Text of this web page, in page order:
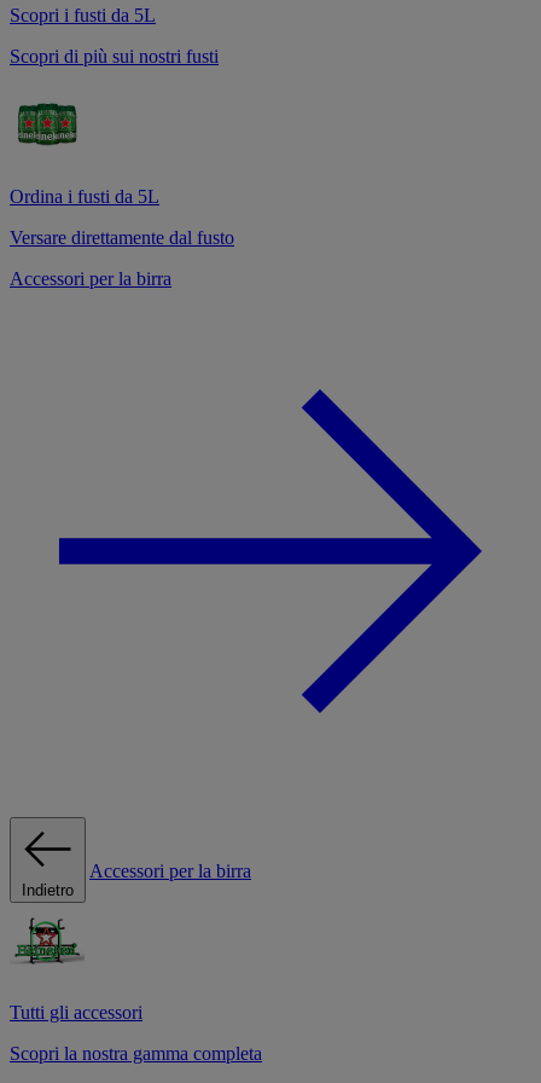
Scopri i fusti da 5L
Scopri di più sui nostri fusti
Ordina i fusti da 5L
Versare direttamente dal fusto
Accessori per la birra
Indietro
Accessori per la birra
Tutti gli accessori
Scopri la nostra gamma completa